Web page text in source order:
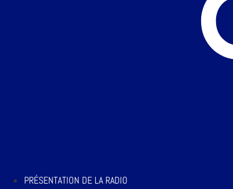
PRÉSENTATION DE LA RADIO